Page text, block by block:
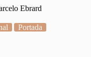
Ebrard
Portada